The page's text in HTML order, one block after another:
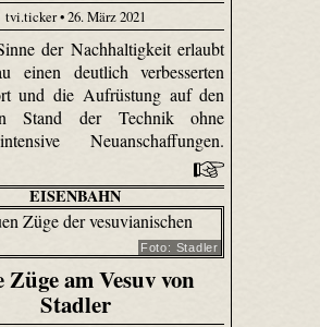
tvi.ticker • 26. März 2021
der Nachhaltigkeit erlaubt
einen deutlich verbesserten
und die Aufrüstung auf den
Stand der Technik ohne
Neuanschaffungen.
EISENBAHN
Foto: Stadler
Züge am Vesuv von
Stadler